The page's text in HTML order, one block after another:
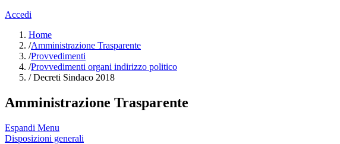
Accedi
Home
/Amministrazione Trasparente
/Provvedimenti
/Provvedimenti organi indirizzo politico
/Decreti Sindaco 2018
Amministrazione Trasparente
Espandi Menu
Disposizioni generali